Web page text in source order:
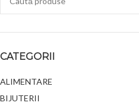
CATEGORII
ALIMENTARE
BIJUTERII